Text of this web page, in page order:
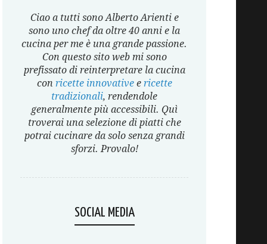
Ciao a tutti sono Alberto Arienti e
sono uno chef da oltre 40 anni e la
cucina per me è una grande passione.
Con questo sito web mi sono
prefissato di reinterpretare la cucina
con ricette innovativee ricette
tradizionali, rendendole
generalmente più accessibili. Quì
troverai una selezione di piatti che
potrai cucinare da solo senza grandi
sforzi. Provalo!
SOCIAL MEDIA